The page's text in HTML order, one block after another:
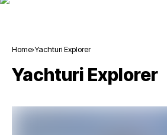
Home Yachturi Explorer
Yachturi Explorer